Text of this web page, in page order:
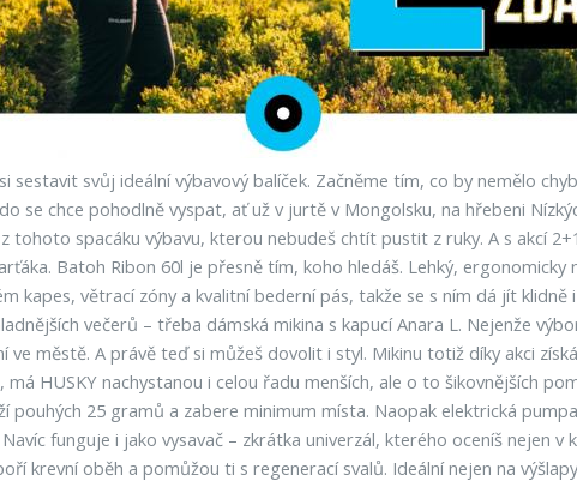
sestavit svůj ideální výbavový balíček. Začněme tím, co by nemělo
se chce pohodlně vyspat, ať už v jurtě v Mongolsku, na hřebeni
tohoto spacáku výbavu, kterou nebudeš chtít pustit z ruky. A s akcí
Batoh Ribon 60l je přesně tím, koho hledáš. Lehký,
kapes, větrací zóny a kvalitní bederní pás, takže se s ním dá jít
večerů – třeba dámská mikina s kapucí Anara L. Nejenže
ve městě. A právě teď si můžeš dovolit i styl. Mikinu totiž díky akci
HUSKY nachystanou i celou řadu menších, ale o to šikovnějších
pouhých 25 gramů a zabere minimum místa. Naopak elektrická
funguje i jako vysavač – zkrátka univerzál, kterého oceníš nejen
krevní oběh a pomůžou ti s regenerací svalů. Ideální nejen na